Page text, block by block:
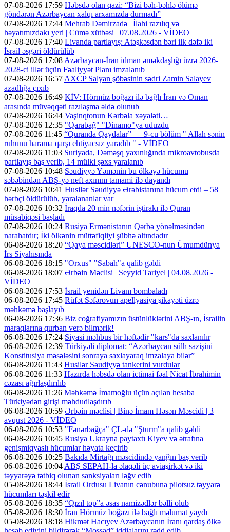
07-08-2026 17:59 Həbsdə olan qazi: “Bizi bəh-bəhlə ölümə
göndərən Azərbaycan xalqı arxamızda durmadı”
07-08-2026 17:44 Mehrab Dəmirzadə | İlahi razılıq və
həyatımızdakı yeri | Cümə xütbəsi | 07.08.2026 - VİDEO
07-08-2026 17:40 Livanda partlayış: Atəşkəsdən bəri ilk dəfə iki
İsrail əsgəri öldürülüb
07-08-2026 17:08Azərbaycan-İran idman əməkdaşlığı üzrə 2026-
2028-ci illər üçün Fəaliyyət Planı imzalanıb
07-08-2026 16:57AXCP Salyan şöbəsinin sədri Zamin Salayev
azadlığa çıxıb
07-08-2026 16:49 KİV: Hörmüz boğazı ilə bağlı İran və Oman
arasında müvəqqəti razılaşma əldə olunub
07-08-2026 16:44 Vaşinqtonun Kərbəla xəyaləti…
07-08-2026 12:35 "Qarabağ" "Dinamo"ya uduzdu
07-08-2026 11:45 “Quranda Qaydalar” — 9-cu bölüm " Allah sənin
ruhunu harama qarşı ehtiyacsız yaradıb " - VİDEO
07-08-2026 11:03 Suriyada, Dəməşq yaxınlığında mikroavtobusda
partlayış baş verib, 14 mülki şəxs yaralanıb
07-08-2026 10:48 Səudiyyə Yəmənin bu ölkəyə hücumu
səbəbindən ABŞ-yə neft axınını tamami ilə dayandı
07-08-2026 10:41 Husilər Səudiyyə Ərəbistanına hücum etdi – 58
hərbçi öldürülüb, yaralananlar var
07-08-2026 10:32 İraqda 20 min nəfərin iştirakı ilə Quran
müsabiqəsi başladı
07-08-2026 10:24 Rusiya Ermənistanın Qərbə yönəlməsindən
narahatdır; İki ölkənin müttəfiqliyi şübhə altındadır
06-08-2026 18:20 “Qaya məscidləri” UNESCO-nun Ümumdünya
İrs Siyahısında
06-08-2026 18:15 "Orxus" "Sabah"a qalib gəldi
06-08-2026 18:07 Ərbəin Məclisi | Seyyid Tariyel | 04.08.2026 -
VİDEO
06-08-2026 17:53 İsrail yenidən Livanı bombaladı
06-08-2026 17:45 Rüfət Səfərovun apellyasiya şikayəti üzrə
məhkəmə başlayıb
06-08-2026 17:36 Biz coğrafiyamızın üstünlüklərini ABŞ-ın, İsrailin
maraqlarına qurban verə bilmərik!
06-08-2026 17:24 Siyasi məhbus bir həftədir "kars"da saxlanılır
06-08-2026 12:39 Türkiyəli diplomat: “Azərbaycan sülh sazişini
Konstitusiya məsələsini sonraya saxlayaraq imzalaya bilər”
06-08-2026 11:43 Husilər Səudiyyə tankerini vurdular
06-08-2026 11:33 Hazırda həbsdə olan ictimai fəal Nicat İbrahimin
cəzası ağırlaşdırılıb
06-08-2026 11:26 Məhkəmə İmamoğlu üçün açılan hesaba
Türkiyədən girişi məhdudlaşdırıb
06-08-2026 10:59 Ərbəin məclisi | Binə İmam Həsən Məscidi | 3
avqust 2026 - VİDEO
06-08-2026 10:53 "Fənərbağça" ÇL-də "Şturm"a qalib gəldi
06-08-2026 10:45 Rusiya Ukrayna paytaxtı Kiyev və ətrafına
genişmiqyaslı hücumlar həyata keçirib
06-08-2026 10:25 Bakıda Mirtağı məscidində yanğın baş verib
06-08-2026 10:04ABŞ SEPAH-la əlaqəli üç aviaşirkət və iki
təyyarəyə tətbiq olunan sanksiyaları ləğv edib
05-08-2026 18:44 İsrail Ordusu Livanın cənubuna pilotsuz təyyarə
hücumları təşkil edir
05-08-2026 18:35 “Qızıl top”a əsas namizədlər bəlli olub
05-08-2026 18:30 İran Hörmüz boğazı ilə bağlı məlumat yaydı
05-08-2026 18:18 Hikmət Hacıyev Azərbaycanın İranı qardaş ölkə